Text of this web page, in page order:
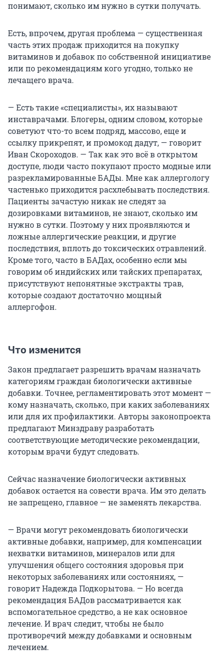
понимают, сколько им нужно в сутки получать.
Есть, впрочем, другая проблема — существенная
часть этих продаж приходится на покупку
витаминов и добавок по собственной инициативе
или по рекомендациям кого угодно, только не
лечащего врача.
— Есть такие «специалисты», их называют
инставрачами. Блогеры, одним словом, которые
советуют что-то всем подряд, массово, еще и
ссылку прикрепят, и промокод дадут, — говорит
Иван Скороходов. — Так как это всё в открытом
доступе, люди часто покупают просто модные или
разрекламированные БАДы. Мне как аллергологу
частенько приходится расхлебывать последствия.
Пациенты зачастую никак не следят за
дозировками витаминов, не знают, сколько им
нужно в сутки. Поэтому у них проявляются и
ложные аллергические реакции, и другие
последствия, вплоть до токсических отравлений.
Кроме того, часто в БАДах, особенно если мы
говорим об индийских или тайских препаратах,
присутствуют непонятные экстракты трав,
которые создают достаточно мощный
аллергофон.
Что изменится
Закон предлагает разрешить врачам назначать
категориям граждан биологически активные
добавки. Точнее, регламентировать этот момент —
кому назначать, сколько, при каких заболеваниях
или для их профилактики. Авторы законопроекта
предлагают Минздраву разработать
соответствующие методические рекомендации,
которым врачи будут следовать.
Сейчас назначение биологически активных
добавок остается на совести врача. Им это делать
не запрещено, главное — не заменять лекарства.
— Врачи могут рекомендовать биологически
активные добавки, например, для компенсации
нехватки витаминов, минералов или для
улучшения общего состояния здоровья при
некоторых заболеваниях или состояниях, —
говорит Надежда Подкорытова. — Но всегда
рекомендация БАДов рассматривается как
вспомогательное средство, а не как основное
лечение. И врач следит, чтобы не было
противоречий между добавками и основным
лечением.